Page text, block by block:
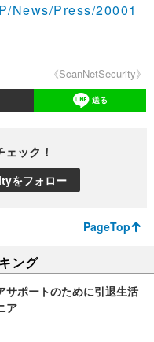
News/Press/20001
《ScanNetSecurity》
送る
ック！
をフォロー
PageTop
ング
サポートのために引退生活
ア